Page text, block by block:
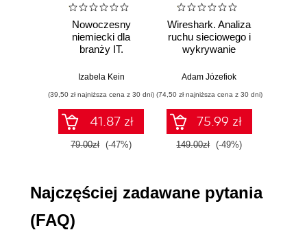
Rozdział 2. Wyświetlanie i wskazywanie obiektów
Wstęp (63)
obsługą ruchów w stylu gier FPS (64)
Implementacja kamery swobodnej (68)
Implementacja kamery wycelowanej (70)
Ukrywanie elementów spoza bryły widzenia (74)
Wskazywanie obiektów z użyciem bufora głębi
Wskazywanie obiektów na podstawie ich przecięć
z promieniem oka (85)
Nowoczesny
niemiecki dla
branży IT.
przykłady i
Izabela Kein
(39,50 zł najniższa cena z 30 dni)
41.87 zł
79.00zł (-47%)
Wireshark. Analiza
ruchu sieciowego i
wykrywanie
Adam Józefiok
(74,50 zł najniższa cena z 30 dni)
75.99 zł
149.00zł (-49%)
Najczęściej zadawane pytania
(FAQ)